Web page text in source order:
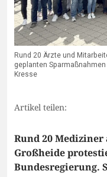
Rund 20 Ärzte und
geplanten
Kresse
Artikel teilen:
Rund 20
Großheide
Bundesregierung.